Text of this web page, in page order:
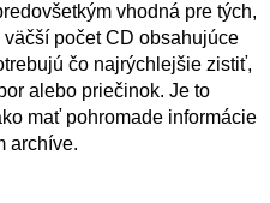
vhodná pre tých,
počet CD obsahujúce
čo najrýchlejšie zistiť,
alebo priečinok. Je to
mať pohromade informácie
archíve.